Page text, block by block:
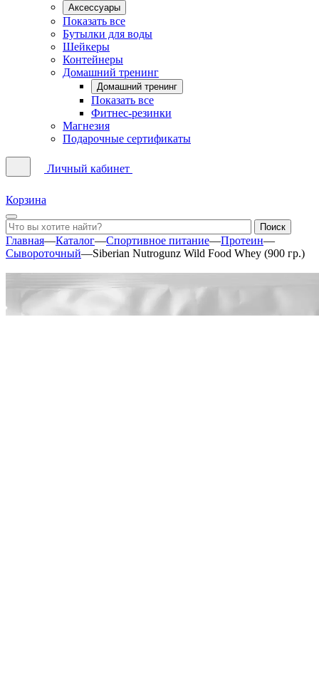
Аксессуары
Показать все
Бутылки для воды
Шейкеры
Контейнеры
Домашний тренинг
Домашний тренинг
Показать все
Фитнес-резинки
Магнезия
Подарочные сертификаты
Личный кабинет
Корзина
Главная—Каталог—Спортивное питание—Протеин—
Сывороточный—Siberian Nutrogunz Wild Food Whey (900 гр.)